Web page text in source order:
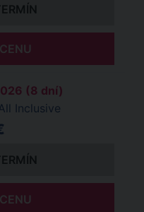
(8 dní)
Inclusive